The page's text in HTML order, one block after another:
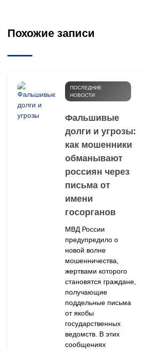
Похожие записи
ПОСЛЕДНИЕ
НОВОСТИ
Фальшивые
долги и угрозы:
как мошенники
обманывают
россиян через
письма от
имени
госорганов
МВД России
предупредило о
новой волне
мошенничества,
жертвами которого
становятся граждане,
получающие
поддельные письма
от якобы
государственных
ведомств. В этих
сообщениях